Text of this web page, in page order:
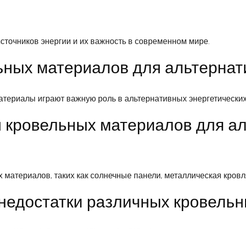
энергии и их важность в современном мире.
материалов для
играют важную роль в альтернативных
материалов для
таких как солнечные панели, металлическая
различных